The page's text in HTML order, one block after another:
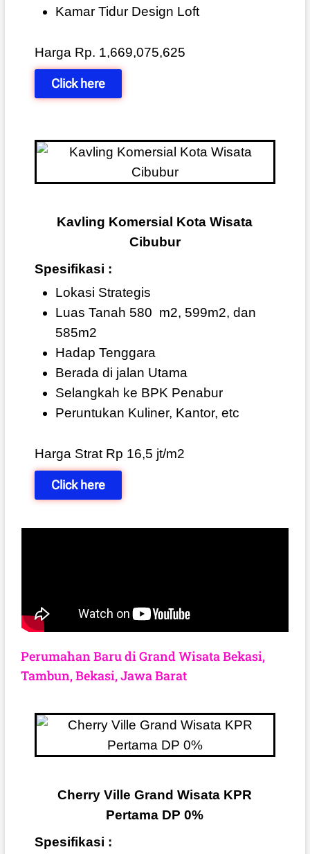
Kamar Tidur Design Loft
Harga Rp. 1,669,075,625
Click here
Kavling Komersial Kota Wisata
Cibubur
Spesifikasi :
Lokasi Strategis
Luas Tanah 580 m2, 599m2, dan
585m2
Hadap Tenggara
Berada di jalan Utama
Selangkah ke BPK Penabur
Peruntukan Kuliner, Kantor, etc
Harga Strat Rp 16,5 jt/m2
Click here
Perumahan Baru di Grand Wisata Bekasi,
Tambun, Bekasi, Jawa Barat
Cherry Ville Grand Wisata KPR
Pertama DP 0%
Spesifikasi :